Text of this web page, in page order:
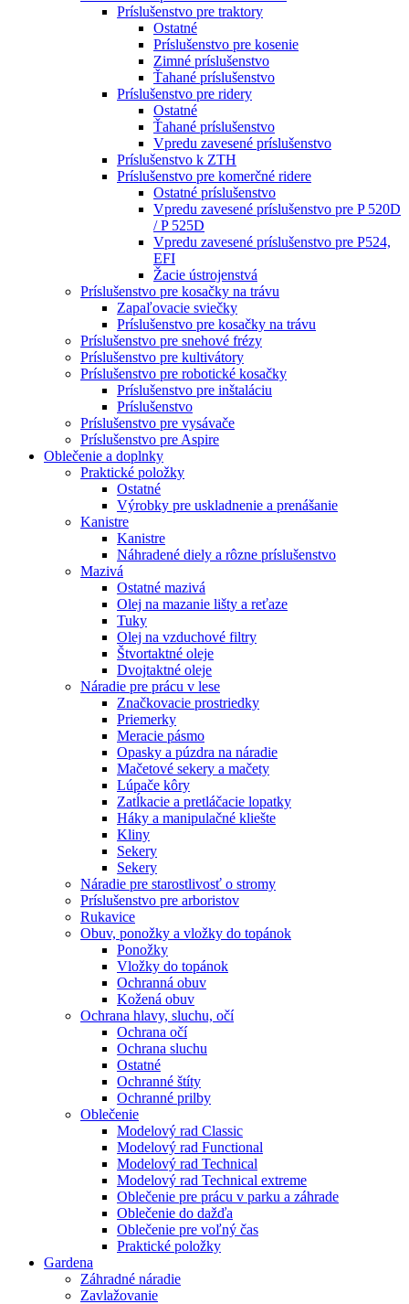
Príslušenstvo pre traktory
Ostatné
Príslušenstvo pre kosenie
Zimné príslušenstvo
Ťahané príslušenstvo
Príslušenstvo pre ridery
Ostatné
Ťahané príslušenstvo
Vpredu zavesené príslušenstvo
Príslušenstvo k ZTH
Príslušenstvo pre komerčné ridere
Ostatné príslušenstvo
Vpredu zavesené príslušenstvo pre P 520D
/ P 525D
Vpredu zavesené príslušenstvo pre P524,
EFI
Žacie ústrojenstvá
Príslušenstvo pre kosačky na trávu
Zapaľovacie sviečky
Príslušenstvo pre kosačky na trávu
Príslušenstvo pre snehové frézy
Príslušenstvo pre kultivátory
Príslušenstvo pre robotické kosačky
Príslušenstvo pre inštaláciu
Príslušenstvo
Príslušenstvo pre vysávače
Príslušenstvo pre Aspire
Oblečenie a doplnky
Praktické položky
Ostatné
Výrobky pre uskladnenie a prenášanie
Kanistre
Kanistre
Náhradené diely a rôzne príslušenstvo
Mazivá
Ostatné mazivá
Olej na mazanie lišty a reťaze
Tuky
Olej na vzduchové filtry
Štvortaktné oleje
Dvojtaktné oleje
Náradie pre prácu v lese
Značkovacie prostriedky
Priemerky
Meracie pásmo
Opasky a púzdra na náradie
Mačetové sekery a mačety
Lúpače kôry
Zatĺkacie a pretláčacie lopatky
Háky a manipulačné kliešte
Kliny
Sekery
Sekery
Náradie pre starostlivosť o stromy
Príslušenstvo pre arboristov
Rukavice
Obuv, ponožky a vložky do topánok
Ponožky
Vložky do topánok
Ochranná obuv
Kožená obuv
Ochrana hlavy, sluchu, očí
Ochrana očí
Ochrana sluchu
Ostatné
Ochranné štíty
Ochranné prilby
Oblečenie
Modelový rad Classic
Modelový rad Functional
Modelový rad Technical
Modelový rad Technical extreme
Oblečenie pre prácu v parku a záhrade
Oblečenie do dažďa
Oblečenie pre voľný čas
Praktické položky
Gardena
Záhradné náradie
Zavlažovanie